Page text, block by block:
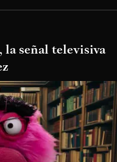
la señal televisiva